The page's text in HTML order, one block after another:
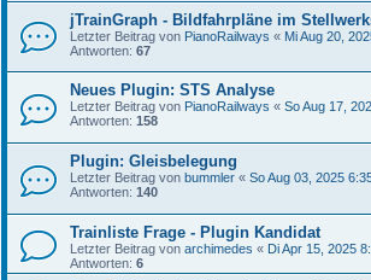
jTrainGraph - Bildfahrpläne im
Letzter Beitrag von PianoRailways « Mi Aug 20,
Antworten: 67
Neues Plugin: STS Analyse
Letzter Beitrag von PianoRailways « So Aug 17,
Antworten: 158
Plugin: Gleisbelegung
Letzter Beitrag von bummler « So Aug 03, 2025
Antworten: 140
Trainliste Frage - Plugin Kandidat
Letzter Beitrag von archimedes « Di Apr 15, 2025
Antworten: 6